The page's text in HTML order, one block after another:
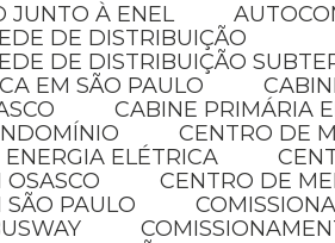
JUNTO À ENEL
DE DISTRIBUIÇÃO
DE DISTRIBUIÇÃO
EM SÃO PAULO
CABINE PRIMÁRIA
CENTRO DE
ENERGIA ELÉTRICA
OSASCO
CENTRO DE
SÃO PAULO